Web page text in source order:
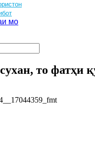
мо
то фатҳи